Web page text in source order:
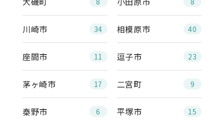
川崎市 34 相模原市 40
座間市 11 逗子市 23
茅ヶ崎市 17 二宮町 9
秦野市 6 平塚市 15